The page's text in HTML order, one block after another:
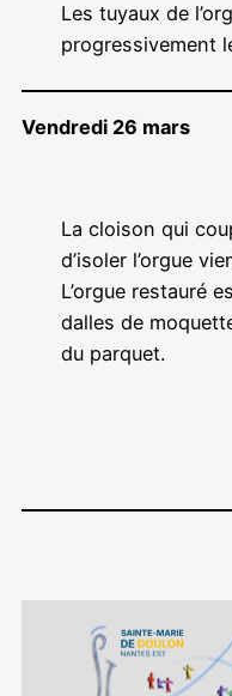
Les tuyaux de
progressivement
Vendredi 26 mars
La cloison qui
d’isoler l’orgue
L’orgue restauré
dalles de
du parquet.